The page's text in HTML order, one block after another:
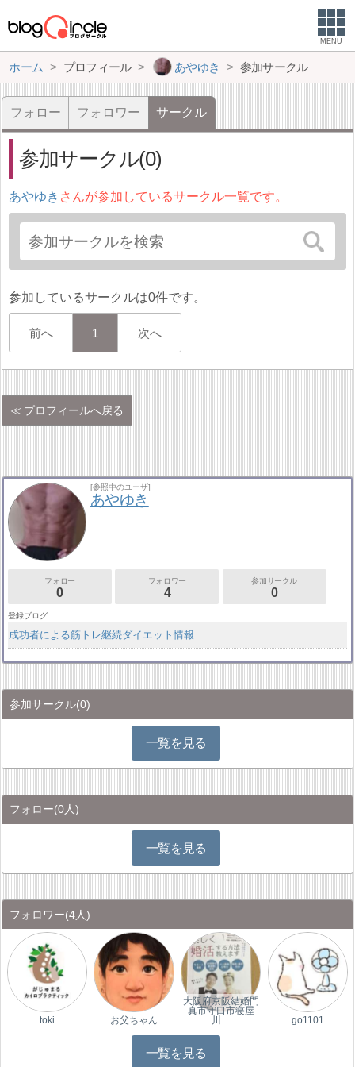
MENU
ホーム プロフィール あやゆき 参加サークル
フォロー フォロワー サークル
参加サークル(0)
あやゆき さんが参加しているサークル一覧です。
参加しているサークルは0件です。
前へ 1 次へ
プロフィールへ戻る
[参照中のユーザ]
あやゆき
フォロー
0
フォロワー
4
参加サークル
0
登録ブログ
成功者による筋トレ継続ダイエット情報
参加サークル(0)
一覧を見る
フォロー(0人)
一覧を見る
フォロワー(4人)
toki お父ちゃん
大阪府京阪結婚門
真市守口市寝屋
川…
go1101
一覧を見る